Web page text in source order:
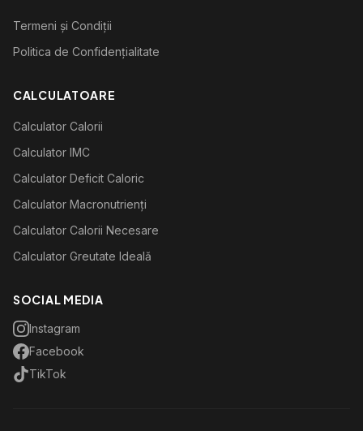
Termeni și Condiții
Politica de Confidențialitate
CALCULATOARE
Calculator Calorii
Calculator IMC
Calculator Deficit Caloric
Calculator Macronutrienți
Calculator Calorii Necesare
Calculator Greutate Ideală
SOCIAL MEDIA
Instagram
Facebook
TikTok